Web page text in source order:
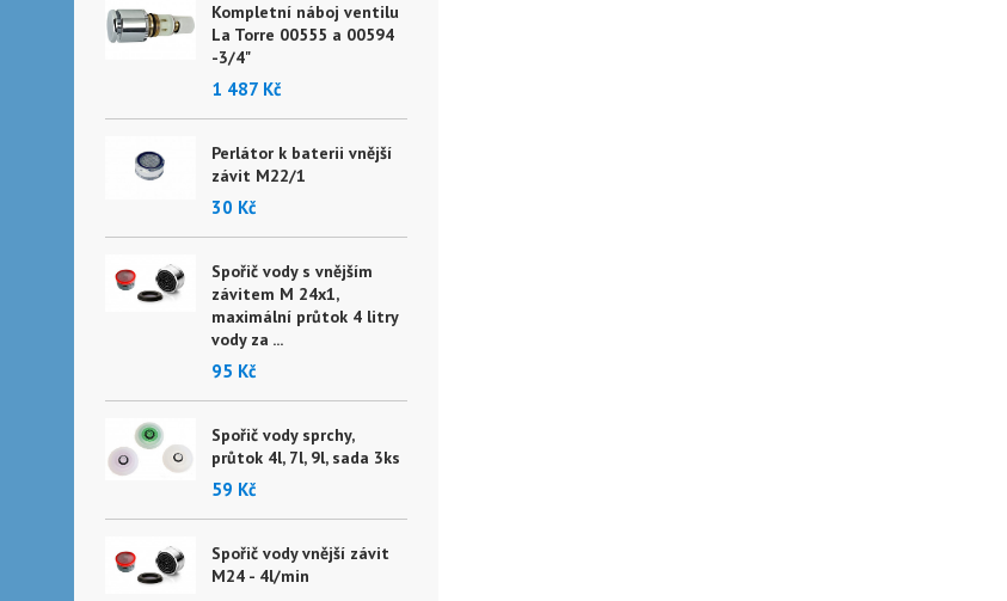
Kompletní náboj ventilu
La Torre 00555 a 00594
-3/4"
1 487 Kč
Perlátor k baterii vnější
závit M22/1
30 Kč
Spořič vody s vnějším
závitem M 24x1,
maximální průtok 4 litry
vody za ...
95 Kč
Spořič vody sprchy,
průtok 4l, 7l, 9l, sada 3ks
59 Kč
Spořič vody vnější závit
M24 - 4l/min